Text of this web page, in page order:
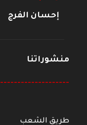
إحسان الفرج
منشوراتنا
--------------------
طريق الشعب